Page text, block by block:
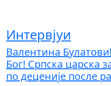
Интервјуи
Валентина
Бог! Српска царска
по деценије после